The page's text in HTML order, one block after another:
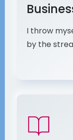
I throw
by the